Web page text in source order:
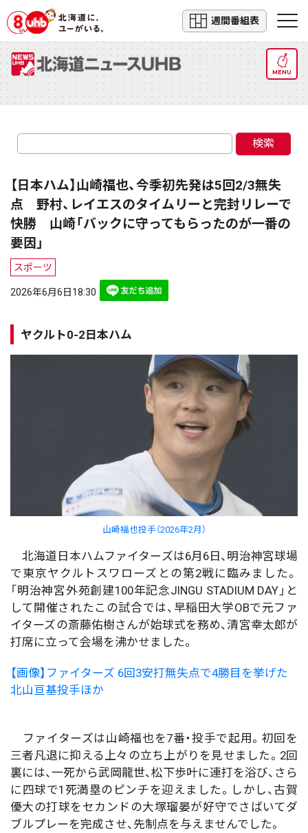
週間番組表
MENU
検索
【日本ハム】山崎福也、今季初先発は5回2/3無失
点 野村、レイエスのタイムリーと完封リレーで
快勝 山崎「バックに守ってもらったのが一番の
要因」
スポーツ
2026年6月6日18:30
ヤクルト0-2日本ハム
山崎福也投手（2026年2月）
北海道日本ハムファイターズは6月6日、明治神宮球場
で東京ヤクルトスワローズとの第2戦に臨みました。
「明治神宮外苑創建100年記念JINGU STADIUM DAY」と
して開催されたこの試合では、早稲田大学OBで元ファ
イターズの斎藤佑樹さんが始球式を務め、清宮幸太郎が
打席に立って会場を沸かせました。
【画像】ファイターズ 6回3安打無失点で4勝目を挙げた
北山亘基投手ほか
ファイターズは山崎福也を7番・投手で起用。初回を
三者凡退に抑える上々の立ち上がりを見せました。2回
裏には、一死から武岡龍世、松下歩叶に連打を浴び、さら
に四球で1死満塁のピンチを迎えました。しかし、古賀
優大の打球をセカンドの大塚瑠晏が好守でさばいてダ
ブルプレーを完成させ、先制点を与えませんでした。